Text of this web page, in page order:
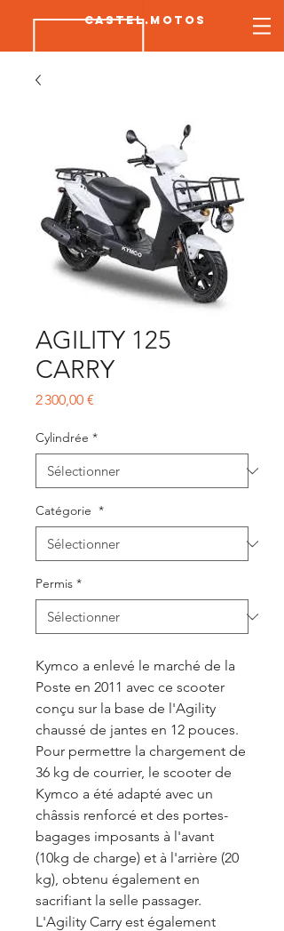
CASTEL.MOTOS
AGILITY 125
CARRY
2 300,00 €
Cylindrée *
Catégorie *
Permis *
Kymco a enlevé le marché de la
Poste en 2011 avec ce scooter
conçu sur la base de l'Agility
chaussé de jantes en 12 pouces.
Pour permettre la chargement de
36 kg de courrier, le scooter de
Kymco a été adapté avec un
châssis renforcé et des portes-
bagages imposants à l'avant
(10kg de charge) et à l'arrière (20
kg), obtenu également en
sacrifiant la selle passager.
L'Agility Carry est également